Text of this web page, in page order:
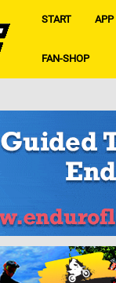
START APP
FAN-SHOP